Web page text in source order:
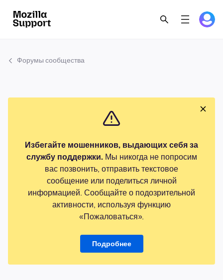
Форумы сообщества
Избегайте мошенников, выдающих себя за
службу поддержки.Мы никогда не попросим
вас позвонить, отправить текстовое
сообщение или поделиться личной
информацией. Сообщайте о подозрительной
активности, используя функцию
«Пожаловаться».
Подробнее